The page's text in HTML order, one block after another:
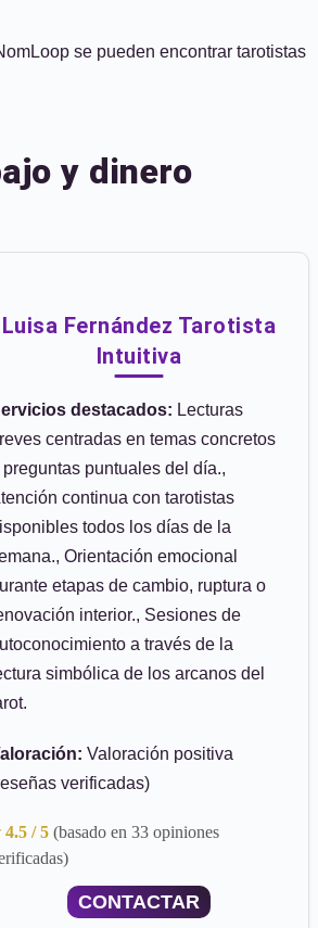
se pueden encontrar tarotistas
y dinero
Luisa Fernández Tarotista
Intuitiva
destacados: Lecturas
centradas en temas concretos
preguntas puntuales del día.,
continua con tarotistas
todos los días de la
Orientación emocional
etapas de cambio, ruptura o
interior., Sesiones de
a través de la
simbólica de los arcanos del
Valoración positiva
verificadas)
4.5 / 5 (basado en 33 opiniones
CONTACTAR